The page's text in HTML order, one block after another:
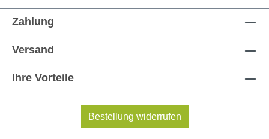
Zahlung
Versand
Ihre Vorteile
Bestellung widerrufen